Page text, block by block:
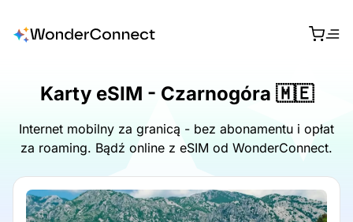
Karty eSIM - Czarnogóra 🇲🇪
Internet mobilny za granicą - bez abonamentu i opłat
za roaming. Bądź online z eSIM od WonderConnect.